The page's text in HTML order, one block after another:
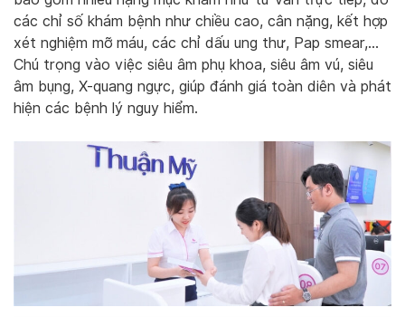
các chỉ số khám bệnh như chiều cao, cân nặng, kết hợp
xét nghiệm mỡ máu, các chỉ dấu ung thư, Pap smear,…
Chú trọng vào việc siêu âm phụ khoa, siêu âm vú, siêu
âm bụng, X-quang ngực, giúp đánh giá toàn diên và phát
hiện các bệnh lý nguy hiểm.